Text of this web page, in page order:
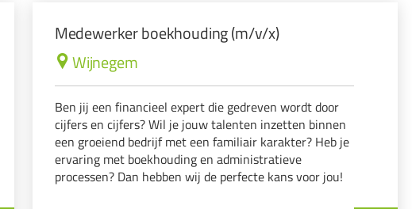
Medewerker boekhouding (m/v/x)
Wijnegem
Ben jij een financieel expert die gedreven wordt door
cijfers en cijfers? Wil je jouw talenten inzetten binnen
een groeiend bedrijf met een familiair karakter? Heb je
ervaring met boekhouding en administratieve
processen? Dan hebben wij de perfecte kans voor jou!